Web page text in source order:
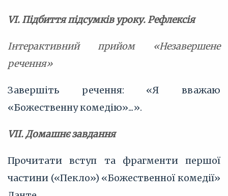
VІ. Підбиття підсумків уроку. Рефлексія
Інтерактивний прийом «Незавершене
речення»
Завершіть речення: «Я вважаю
«Божественну комедію»...».
VІІ. Домашнє завдання
Прочитати вступ та фрагменти першої
частини («Пекло») «Божественної комедії»